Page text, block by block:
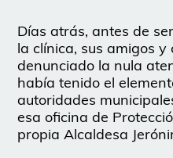
Días atrás, antes de
la clínica, sus amigos
denunciado la nula
había tenido el
autoridades
esa oficina de
propia Alcaldesa